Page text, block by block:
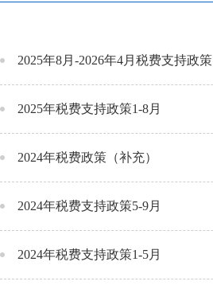
2025年8月-2026年4月税费支持政策
2025年税费支持政策1-8月
2024年税费政策（补充）
2024年税费支持政策5-9月
2024年税费支持政策1-5月